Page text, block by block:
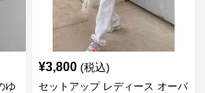
ゆ
¥3,800 (税込)
セットアップ レディース オーバ